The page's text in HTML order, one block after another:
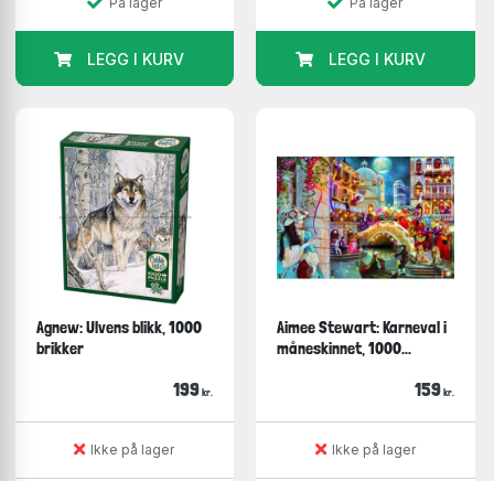
LEGG I KURV LEGG I KURV
Agnew: Ulvens blikk, 1000
brikker
199 kr.
Ikke på lager
Aimee Stewart: Karneval i
måneskinnet, 1000...
159 kr.
Ikke på lager